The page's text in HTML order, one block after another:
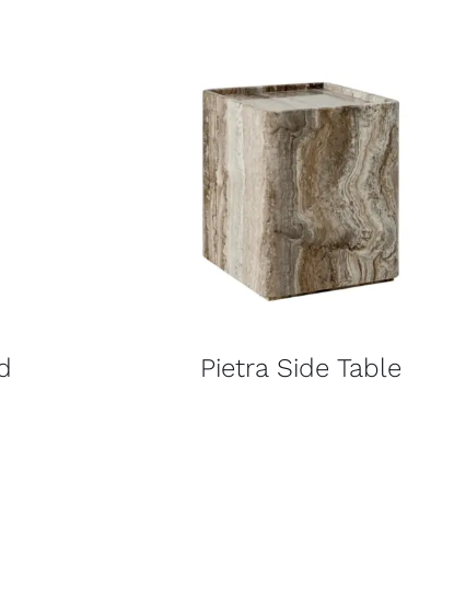
Pietra Side Table